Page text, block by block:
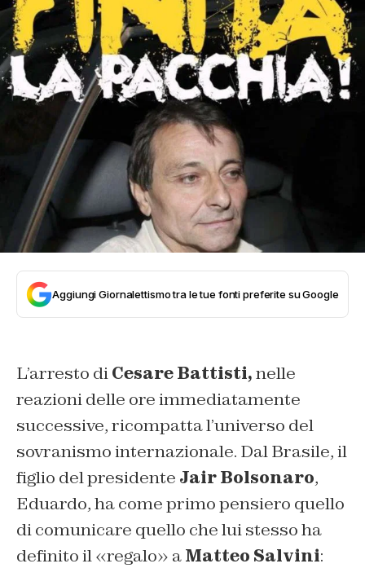
Aggiungi Giornalettismo tra le tue fonti preferite su Google
L’arresto diCesare Battisti,nelle
reazioni delle ore immediatamente
successive, ricompatta l’universo del
sovranismo internazionale. Dal Brasile, il
figlio del presidente Jair Bolsonaro,
Eduardo, ha come primo pensiero quello
di comunicare quello che lui stesso ha
definito il «regalo» aMatteo Salvini: